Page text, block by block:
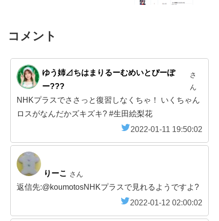
コメント
ゆう姉⊿ちはまりるーむめいとぴーぽ
ー???
さ
ん
NHKプラスでささっと復習しなくちゃ！ いくちゃん
ロスがなんだかズキズキ? #生田絵梨花
2022-01-11 19:50:02
りーこ さん
返信先:@koumotosNHKプラスで見れるようですよ?
2022-01-12 02:00:02